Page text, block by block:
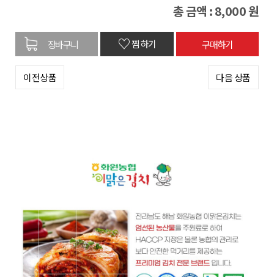
총 금액 :8,000원
♡찜하기
이전상품 다음 상품